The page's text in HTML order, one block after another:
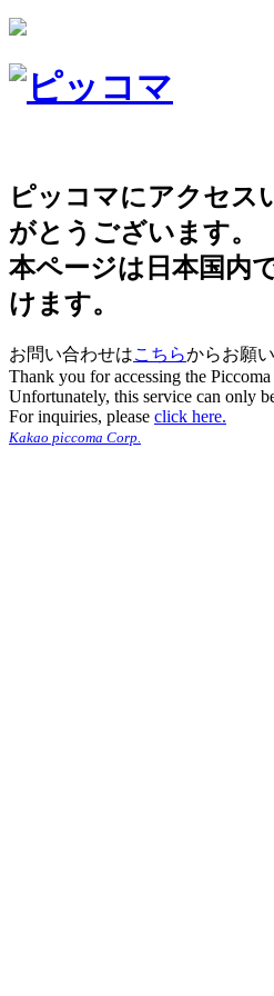
ピッコマにアクセス
がとうございます。
本ページは日本国内
けます。
お問い合わせはこちらからお願
Thank you for accessing the Piccoma
Unfortunately, this service can only
For inquiries, please click here.
Kakao piccoma Corp.